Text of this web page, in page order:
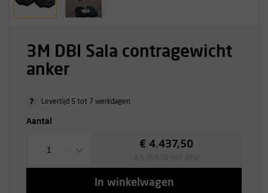
3M DBI Sala contragewicht
anker
? Levertijd 5 tot 7 werkdagen
Aantal
1
€ 4.437,50
In winkelwagen